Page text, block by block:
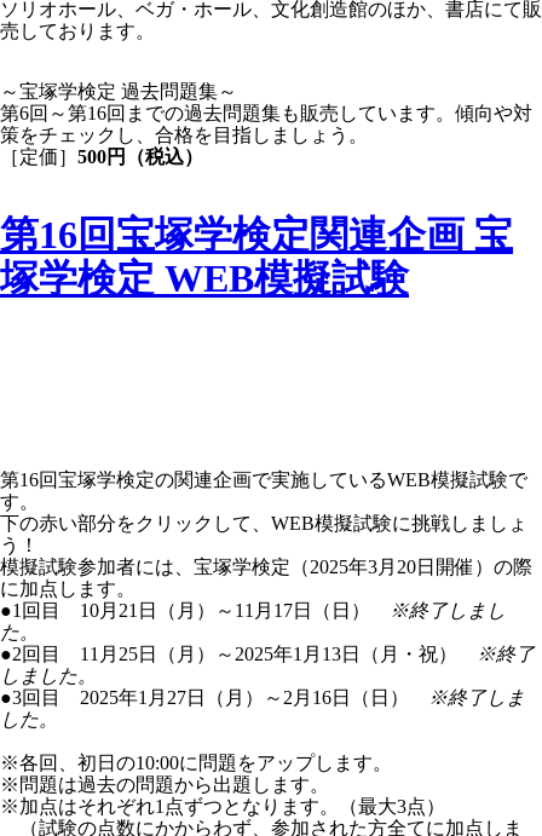
ソリオホール、ベガ・ホール、文化創造館のほか、書店にて販
売しております。
～宝塚学検定 過去問題集～
第6回～第16回までの過去問題集も販売しています。傾向や対
策をチェックし、合格を目指しましょう。
［定価］ 500円（税込）
第16回宝塚学検定関連企画 宝
塚学検定 WEB模擬試験
第16回宝塚学検定の関連企画で実施しているWEB模擬試験で
す。
下の赤い部分をクリックして、WEB模擬試験に挑戦しましょ
う！
模擬試験参加者には、宝塚学検定（2025年3月20日開催）の際
に加点します。
●1回目 10月21日（月）～11月17日（日）
※終了しまし
た。
●2回目 11月25日（月）～2025年1月13日（月・祝）
※終了
しました。
●3回目 2025年1月27日（月）～2月16日（日）
※終了しま
した。
※各回、初日の10:00に問題をアップします。
※問題は過去の問題から出題します。
※加点はそれぞれ1点ずつとなります。（最大3点）
（試験の点数にかからわず、参加された方全てに加点しま